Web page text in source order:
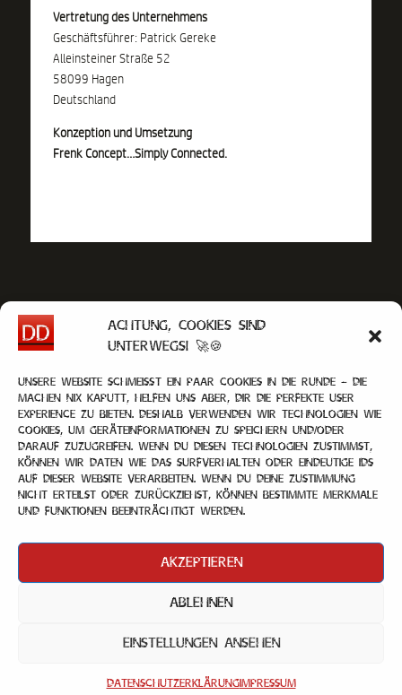
Achtung, Cookies sind
unterwegs! 🚀🍪
Unsere Website schmeißt ein paar Cookies in die Runde – die
machen nix kaputt, helfen uns aber, dir die perfekte User
Experience zu bieten. Deshalb verwenden wir Technologien wie
Cookies, um Geräteinformationen zu speichern und/oder
darauf zuzugreifen. Wenn du diesen Technologien zustimmst,
können wir Daten wie das Surfverhalten oder eindeutige IDs
auf dieser Website verarbeiten. Wenn du deine Zustimmung
nicht erteilst oder zurückziehst, können bestimmte Merkmale
und Funktionen beeinträchtigt werden.
Akzeptieren
Ablehnen
Einstellungen ansehen
DatenschutzerklärungImpressum
Vertretung des Unternehmens
Geschäftsführer: Patrick Gereke
Alleinsteiner Straße 52
58099 Hagen
Deutschland
Konzeption und Umsetzung
Frenk Concept…Simply Connected.
Datenschutz
© 2025 — De Drömmelköppe. All rights